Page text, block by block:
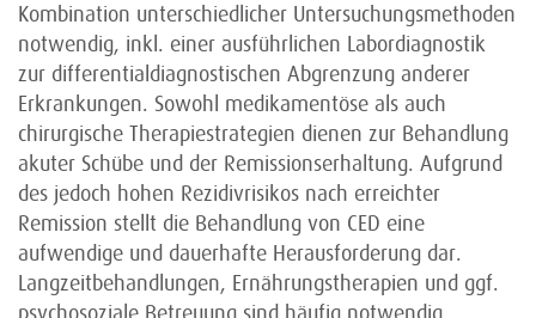
Kombination unterschiedlicher Untersuchungsmethoden
notwendig, inkl. einer ausführlichen Labordiagnostik
zur differentialdiagnostischen Abgrenzung anderer
Erkrankungen. Sowohl medikamentöse als auch
chirurgische Therapiestrategien dienen zur Behandlung
akuter Schübe und der Remissionserhaltung. Aufgrund
des jedoch hohen Rezidivrisikos nach erreichter
Remission stellt die Behandlung von CED eine
aufwendige und dauerhafte Herausforderung dar.
Langzeitbehandlungen, Ernährungstherapien und ggf.
psychosoziale Betreuung sind häufig notwendig.